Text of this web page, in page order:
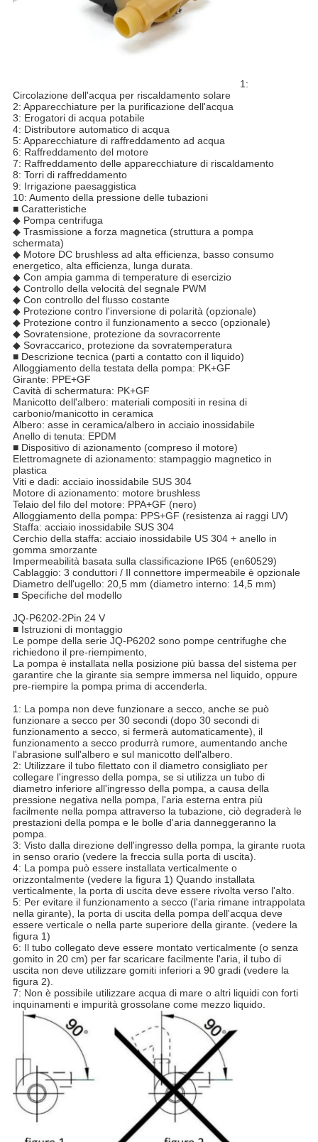
1:
Circolazione dell'acqua per riscaldamento solare
2: Apparecchiature per la purificazione dell'acqua
3: Erogatori di acqua potabile
4: Distributore automatico di acqua
5: Apparecchiature di raffreddamento ad acqua
6: Raffreddamento del motore
7: Raffreddamento delle apparecchiature di riscaldamento
8: Torri di raffreddamento
9: Irrigazione paesaggistica
10: Aumento della pressione delle tubazioni
■ Caratteristiche
◆ Pompa centrifuga
◆ Trasmissione a forza magnetica (struttura a pompa
schermata)
◆ Motore DC brushless ad alta efficienza, basso consumo
energetico, alta efficienza, lunga durata.
◆ Con ampia gamma di temperature di esercizio
◆ Controllo della velocità del segnale PWM
◆ Con controllo del flusso costante
◆ Protezione contro l'inversione di polarità (opzionale)
◆ Protezione contro il funzionamento a secco (opzionale)
◆ Sovratensione, protezione da sovracorrente
◆ Sovraccarico, protezione da sovratemperatura
■ Descrizione tecnica (parti a contatto con il liquido)
Alloggiamento della testata della pompa: PK+GF
Girante: PPE+GF
Cavità di schermatura: PK+GF
Manicotto dell'albero: materiali compositi in resina di
carbonio/manicotto in ceramica
Albero: asse in ceramica/albero in acciaio inossidabile
Anello di tenuta: EPDM
■ Dispositivo di azionamento (compreso il motore)
Elettromagnete di azionamento: stampaggio magnetico in
plastica
Viti e dadi: acciaio inossidabile SUS 304
Motore di azionamento: motore brushless
Telaio del filo del motore: PPA+GF (nero)
Alloggiamento della pompa: PPS+GF (resistenza ai raggi UV)
Staffa: acciaio inossidabile SUS 304
Cerchio della staffa: acciaio inossidabile US 304 + anello in
gomma smorzante
Impermeabilità basata sulla classificazione IP65 (en60529)
Cablaggio: 3 conduttori / Il connettore impermeabile è opzionale
Diametro dell'ugello: 20,5 mm (diametro interno: 14,5 mm)
■ Specifiche del modello
JQ-P6202-2Pin 24 V
■ Istruzioni di montaggio
Le pompe della serie JQ-P6202 sono pompe centrifughe che
richiedono il pre-riempimento,
La pompa è installata nella posizione più bassa del sistema per
garantire che la girante sia sempre immersa nel liquido, oppure
pre-riempire la pompa prima di accenderla.
1: La pompa non deve funzionare a secco, anche se può
funzionare a secco per 30 secondi (dopo 30 secondi di
funzionamento a secco, si fermerà automaticamente), il
funzionamento a secco produrrà rumore, aumentando anche
l'abrasione sull'albero e sul manicotto dell'albero.
2: Utilizzare il tubo filettato con il diametro consigliato per
collegare l'ingresso della pompa, se si utilizza un tubo di
diametro inferiore all'ingresso della pompa, a causa della
pressione negativa nella pompa, l'aria esterna entra più
facilmente nella pompa attraverso la tubazione, ciò degraderà le
prestazioni della pompa e le bolle d'aria danneggeranno la
pompa.
3: Visto dalla direzione dell'ingresso della pompa, la girante ruota
in senso orario (vedere la freccia sulla porta di uscita).
4: La pompa può essere installata verticalmente o
orizzontalmente (vedere la figura 1) Quando installata
verticalmente, la porta di uscita deve essere rivolta verso l'alto.
5: Per evitare il funzionamento a secco (l'aria rimane intrappolata
nella girante), la porta di uscita della pompa dell'acqua deve
essere verticale o nella parte superiore della girante. (vedere la
figura 1)
6: Il tubo collegato deve essere montato verticalmente (o senza
gomito in 20 cm) per far scaricare facilmente l'aria, il tubo di
uscita non deve utilizzare gomiti inferiori a 90 gradi (vedere la
figura 2).
7: Non è possibile utilizzare acqua di mare o altri liquidi con forti
inquinamenti e impurità grossolane come mezzo liquido.